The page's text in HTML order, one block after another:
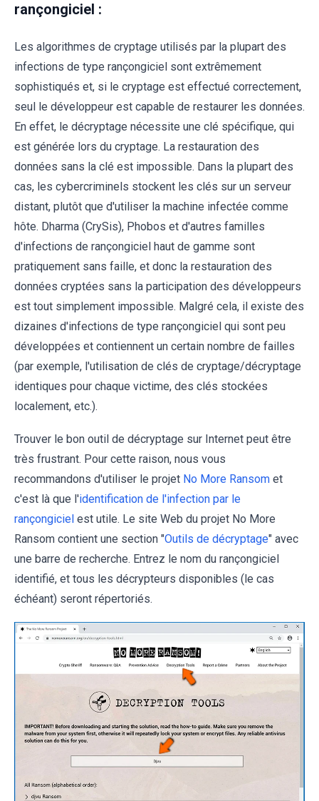
rançongiciel :
Les algorithmes de cryptage utilisés par la plupart des
infections de type rançongiciel sont extrêmement
sophistiqués et, si le cryptage est effectué correctement,
seul le développeur est capable de restaurer les données.
En effet, le décryptage nécessite une clé spécifique, qui
est générée lors du cryptage. La restauration des
données sans la clé est impossible. Dans la plupart des
cas, les cybercriminels stockent les clés sur un serveur
distant, plutôt que d'utiliser la machine infectée comme
hôte. Dharma (CrySis), Phobos et d'autres familles
d'infections de rançongiciel haut de gamme sont
pratiquement sans faille, et donc la restauration des
données cryptées sans la participation des développeurs
est tout simplement impossible. Malgré cela, il existe des
dizaines d'infections de type rançongiciel qui sont peu
développées et contiennent un certain nombre de failles
(par exemple, l'utilisation de clés de cryptage/décryptage
identiques pour chaque victime, des clés stockées
localement, etc.).
Trouver le bon outil de décryptage sur Internet peut être
très frustrant. Pour cette raison, nous vous
recommandons d'utiliser le projet No More Ransom et
c'est là que l'identification de l'infection par le
rançongiciel est utile. Le site Web du projet No More
Ransom contient une section "Outils de décryptage" avec
une barre de recherche. Entrez le nom du rançongiciel
identifié, et tous les décrypteurs disponibles (le cas
échéant) seront répertoriés.